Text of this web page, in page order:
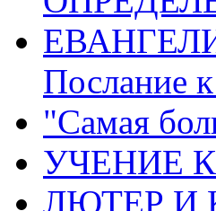
Послание
"Самая
УЧЕНИЕ
ЛЮТЕР И